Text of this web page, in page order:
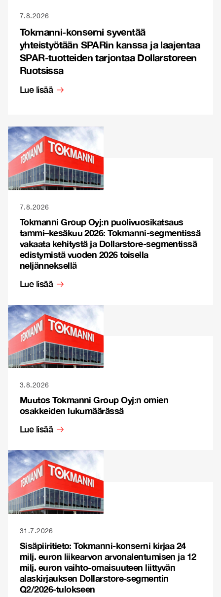
7.8.2026
Tokmanni-konserni syventää
yhteistyötään SPARin kanssa ja laajentaa
SPAR-tuotteiden tarjontaa Dollarstoreen
Ruotsissa
Lue lisää
7.8.2026
Tokmanni Group Oyj:n puolivuosikatsaus
tammi–kesäkuu 2026: Tokmanni-segmentissä
vakaata kehitystä ja Dollarstore-segmentissä
edistymistä vuoden 2026 toisella
neljänneksellä
Lue lisää
3.8.2026
Muutos Tokmanni Group Oyj:n omien
osakkeiden lukumäärässä
Lue lisää
31.7.2026
Sisäpiiritieto: Tokmanni-konserni kirjaa 24
milj. euron liikearvon arvonalentumisen ja 12
milj. euron vaihto-omaisuuteen liittyvän
alaskirjauksen Dollarstore-segmentin
Q2/2026-tulokseen